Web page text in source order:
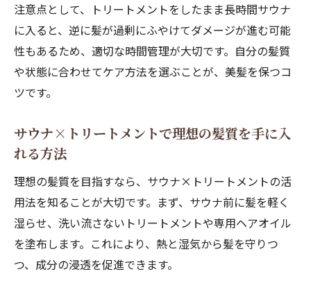
洗い流さないトリートメントの選び方とサ
ウナ活用法
サウナでパサつき知らずの美髪を保つポイ
注意点として、トリートメントをしたまま長時間サウナ
に入ると、逆に髪が過剰にふやけてダメージが進む可能
性もあるため、適切な時間管理が大切です。自分の髪質
や状態に合わせてケア方法を選ぶことが、美髪を保つコ
ツです。
サウナ×トリートメントで理想の髪質を手に入
れる方法
理想の髪質を目指すなら、サウナ×トリートメントの活
用法を知ることが大切です。まず、サウナ前に髪を軽く
湿らせ、洗い流さないトリートメントや専用ヘアオイル
を塗布します。これにより、熱と湿気から髪を守りつ
つ、成分の浸透を促進できます。